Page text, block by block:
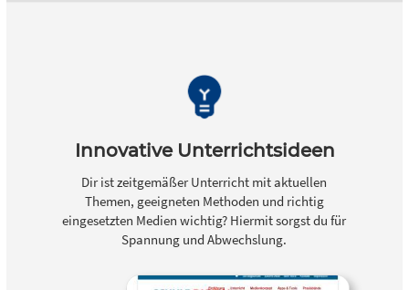
Innovative Unterrichtsideen
Dir ist zeitgemäßer Unterricht mit aktuellen
Themen, geeigneten Methoden und richtig
eingesetzten Medien wichtig? Hiermit sorgst du für
Spannung und Abwechslung.